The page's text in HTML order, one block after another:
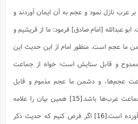
عرب نازل نمود و عجم به آن ایمان آوردند و
عبدالله [امام صادق] فرمود: ما از قریشیم و
عجم است. منظور امام از این حدیث این
و قابل ستایش است؛ خواه از جماعت
عجم‌ها، و دشمن ما عجم مذموم و قابل
عرب‌ها باشد.[15]
همین بیان را علامه
است.[16]
اگر فرض کنیم که حدیث ذکر